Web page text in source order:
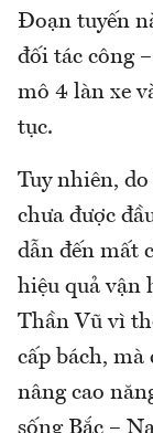
Đoạn tuyến
đối tác công
mô 4 làn xe
tục.
Tuy nhiên,
chưa được
dẫn đến mất
hiệu quả vận
Thần Vũ vì
cấp bách,
nâng cao